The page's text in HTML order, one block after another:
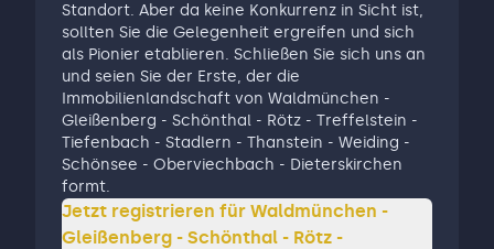
Standort. Aber da keine Konkurrenz in Sicht ist,
sollten Sie die Gelegenheit ergreifen und sich
als Pionier etablieren. Schließen Sie sich uns an
und seien Sie der Erste, der die
Immobilienlandschaft von Waldmünchen -
Gleißenberg - Schönthal - Rötz - Treffelstein -
Tiefenbach - Stadlern - Thanstein - Weiding -
Schönsee - Oberviechbach - Dieterskirchen
formt.
Jetzt registrieren für Waldmünchen -
Gleißenberg - Schönthal - Rötz -